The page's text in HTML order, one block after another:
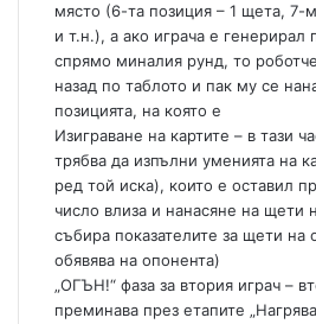
място (6-та позиция – 1 щета, 7-
и т.н.), а ако играча е
спрямо миналия рунд, то
назад по таблото и пак му се
позицията, на която е
Изиграване на картите – в тази
трябва да изпълни уменията на
ред той иска), които е оставил
число влиза и нанасяне на щети
събира показателите за щети на
обявява на опонента)
„ОГЪН!“ фаза за втория играч –
преминава през етапите